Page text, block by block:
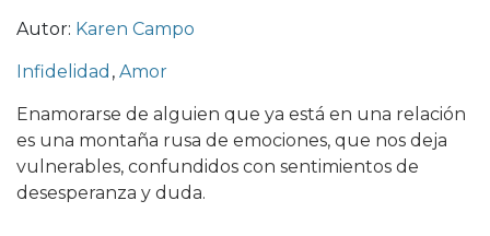
Autor: Karen Campo
Infidelidad, Amor
Enamorarse de alguien que ya está en una relación
es una montaña rusa de emociones, que nos deja
vulnerables, confundidos con sentimientos de
desesperanza y duda.